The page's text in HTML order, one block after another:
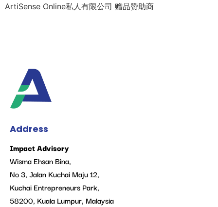
ArtiSense Online私人有限公司 赠品赞助商
Address
Impact Advisory
Wisma Ehsan Bina,
No 3, Jalan Kuchai Maju 12,
Kuchai Entrepreneurs Park,
58200, Kuala Lumpur, Malaysia